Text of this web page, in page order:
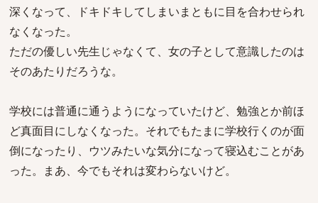
深くなって、ドキドキしてしまいまともに目を合わせられ
なくなった。
ただの優しい先生じゃなくて、女の子として意識したのは
そのあたりだろうな。
学校には普通に通うようになっていたけど、勉強とか前ほ
ど真面目にしなくなった。それでもたまに学校行くのが面
倒になったり、ウツみたいな気分になって寝込むことがあ
った。まあ、今でもそれは変わらないけど。